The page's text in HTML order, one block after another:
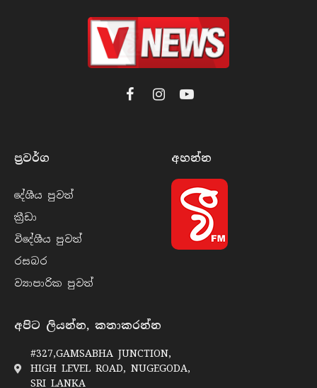
FacebookInstagramYouTube
ප්‍රවර්​ග
දේශීය පුව​ත්
ක්‍රී​ඩා
විදේශීය පුව​ත්
රසබ​ර
ව්‍යාපාරික පුව​ත්
අහන්​න
අපිට ලියන්න, කතාකරන්න
#327,GAMSABHA JUNCTION,
HIGH LEVEL ROAD, NUGEGODA,
SRI LANKA